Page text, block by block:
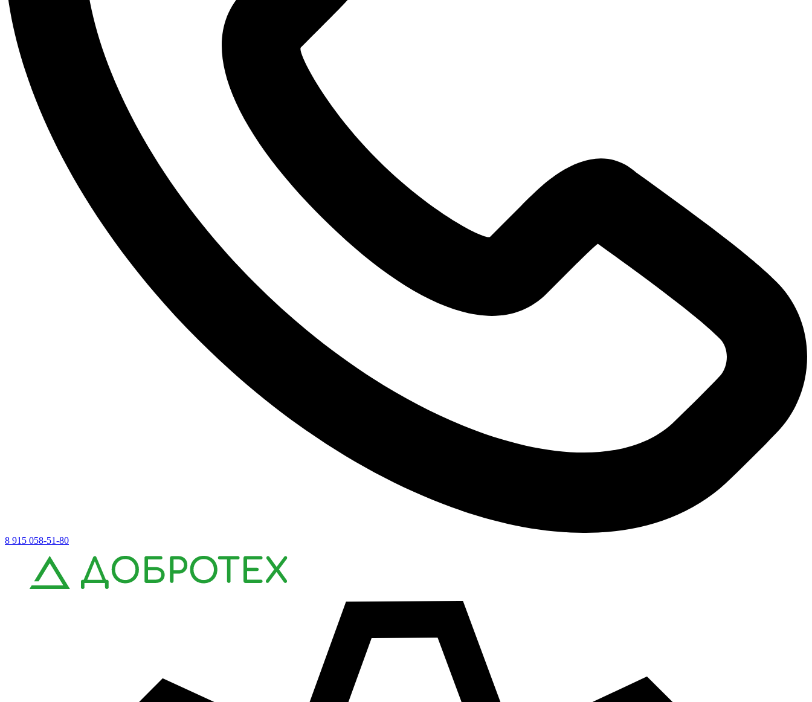
8 915 058-51-80